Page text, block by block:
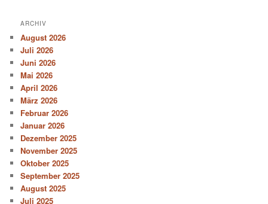
ARCHIV
August 2026
Juli 2026
Juni 2026
Mai 2026
April 2026
März 2026
Februar 2026
Januar 2026
Dezember 2025
November 2025
Oktober 2025
September 2025
August 2025
Juli 2025